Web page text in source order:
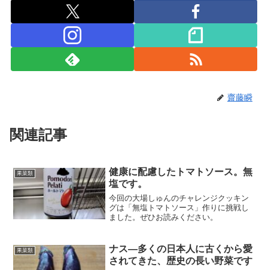
齋藤瞬
関連記事
果菜類
健康に配慮したトマトソース。無
塩です。
今回の大場しゅんのチャレンジクッキン
グは「無塩トマトソース」作りに挑戦し
ました。ぜひお読みください。
果菜類
ナス―多くの日本人に古くから愛
されてきた、歴史の長い野菜です